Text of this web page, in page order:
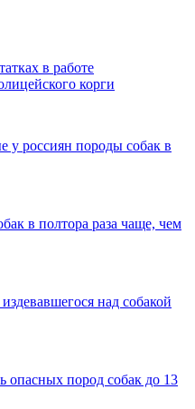
в работе
корги
у россиян породы собак в
в полтора раза чаще, чем
над собакой
пород собак до 13